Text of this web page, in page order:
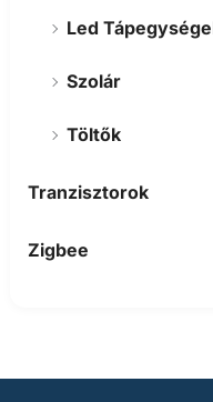
Led
Szolár
Töltők
Tranzisztorok
Zigbee